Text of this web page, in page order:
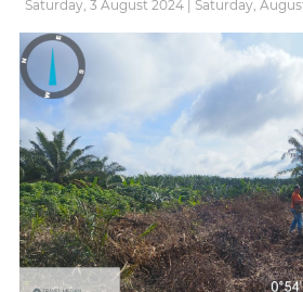
Saturday, 3 August 2024 | Saturday,